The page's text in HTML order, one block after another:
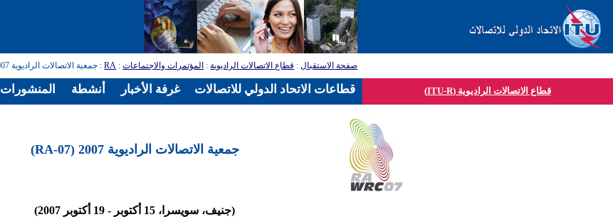
صفحة الاستقبال: قطاع الاتصالات الراديوية: المؤتمرات والاجتماعات:
RA: جمعية الاتصالات الراديوية 2007 (RA-07)
قطاع الاتصالات الراديوية (ITU-R)
جمعية الاتصالات الراديوية 2007 (RA-07)
(جنيف، سويسرا، 15 أكتوبر - 19 أكتوبر 2007)
المنشورات أنشطة غرفة الأخبار قطاعات الاتحاد الدولي للاتصالات